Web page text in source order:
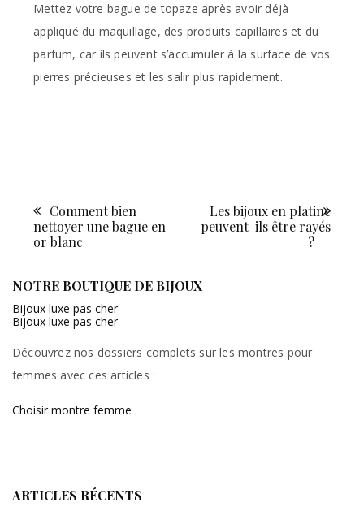
Mettez votre bague de topaze après avoir déjà
appliqué du maquillage, des produits capillaires et du
parfum, car ils peuvent s’accumuler à la surface de vos
pierres précieuses et les salir plus rapidement.
Navigation
de
l’article
Comment bien
nettoyer une bague en
or blanc
Les bijoux en platine
peuvent-ils être rayés
?
NOTRE BOUTIQUE DE BIJOUX
Bijoux luxe pas cher
Bijoux luxe pas cher
Découvrez nos dossiers complets sur les montres pour
femmes avec ces articles :
Choisir montre femme
ARTICLES RÉCENTS